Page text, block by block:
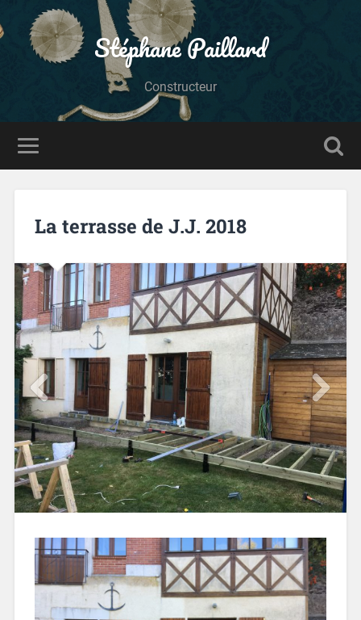
Stéphane Paillard
Constructeur
La terrasse de J.J. 2018